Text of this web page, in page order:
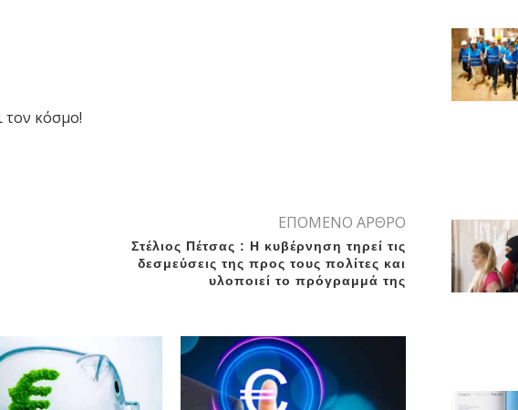
τον κόσμο!
ΕΠΟΜΕΝΟ ΑΡΘΡΟ
Στέλιος Πέτσας : Η κυβέρνηση τηρεί τις
δεσμεύσεις της προς τους πολίτες και
υλοποιεί το πρόγραμμά της